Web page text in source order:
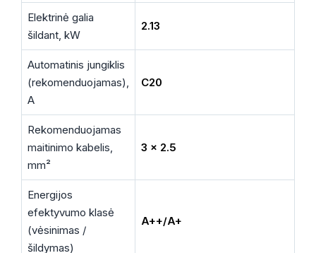
Elektrinė galia
šildant, kW
2.13
Automatinis jungiklis
(rekomenduojamas),
A
C20
Rekomenduojamas
maitinimo kabelis,
mm²
3 x 2.5
Energijos
efektyvumo klasė
(vėsinimas /
šildymas)
A++/A+